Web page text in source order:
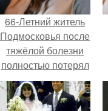
66-Летний житель
Подмосковья после
тяжёлой болезни
полностью потерял
потенцию, но
решил